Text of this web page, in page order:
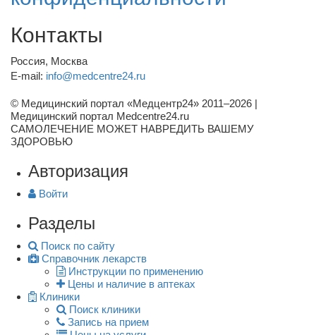
Контакты
Россия, Москва
E-mail: info@medcentre24.ru
© Медицинский портал «Медцентр24» 2011–2026 |
Медицинский портал Medcentre24.ru
САМОЛЕЧЕНИЕ МОЖЕТ НАВРЕДИТЬ ВАШЕМУ
ЗДОРОВЬЮ
Авторизация
Войти
Разделы
Поиск по сайту
Справочник лекарств
Инструкции по применению
Цены и наличие в аптеках
Клиники
Поиск клиники
Запись на прием